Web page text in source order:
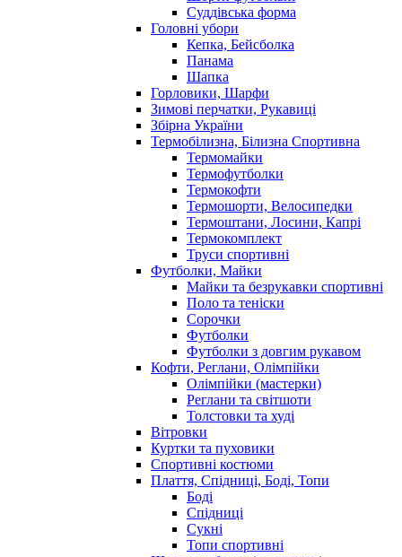
Суддівська форма
Головні убори
Кепка, Бейсболка
Панама
Шапка
Горловики, Шарфи
Зимові перчатки, Рукавиці
Збірна України
Термобілизна, Білизна Спортивна
Термомайки
Термофутболки
Термокофти
Термошорти, Велосипедки
Термоштани, Лосини, Капрі
Термокомплект
Труси спортивні
Футболки, Майки
Майки та безрукавки спортивні
Поло та теніски
Сорочки
Футболки
Футболки з довгим рукавом
Кофти, Реглани, Олімпійки
Олімпійки (мастерки)
Реглани та світшоти
Толстовки та худі
Вітровки
Куртки та пуховики
Спортивні костюми
Плаття, Спідниці, Боді, Топи
Боді
Спідниці
Сукні
Топи спортивні